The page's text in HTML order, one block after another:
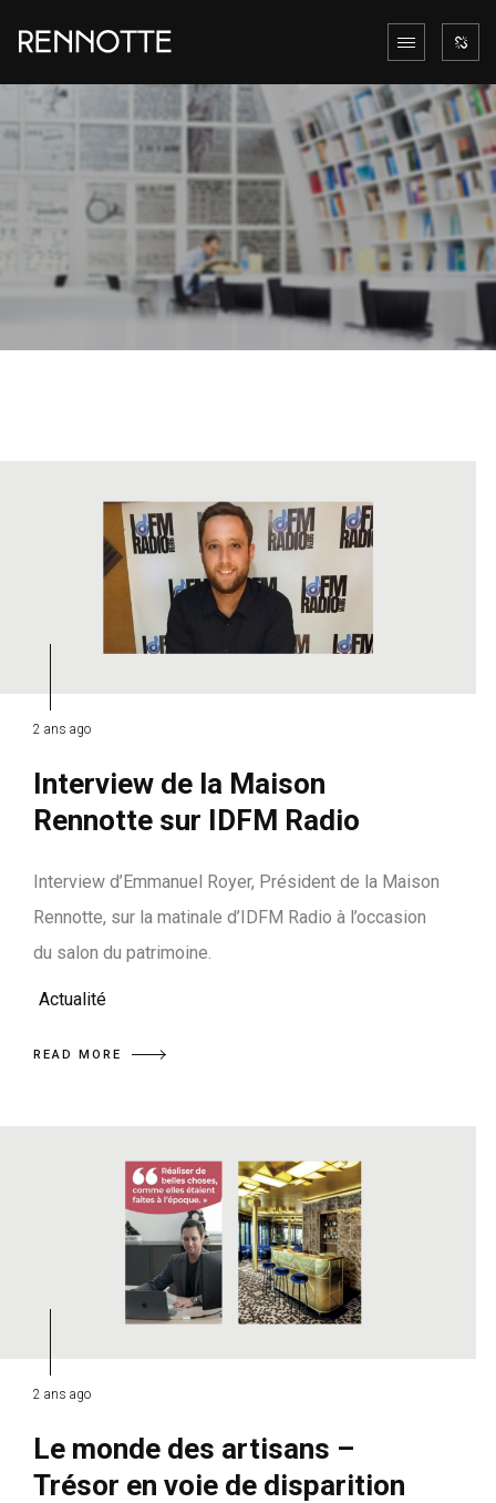
2 ans ago
Interview de la Maison
Rennotte sur IDFM Radio
Interview d’Emmanuel Royer, Président de la Maison
Rennotte, sur la matinale d’IDFM Radio à l’occasion
du salon du patrimoine.
Actualité
READ MORE
2 ans ago
Le monde des artisans –
Trésor en voie de disparition